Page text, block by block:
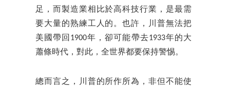
足，而製造業相比於高科技行業，是最需
要大量的熟練工人的。也許，川普無法把
美國帶回1900年，卻可能帶去1933年的大
蕭條時代，對此，全世界都要保持警惕。
總而言之，川普的所作所為，非但不能使